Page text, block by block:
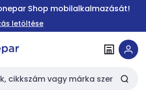
a
Shop mobilalkalmazását!
letöltése